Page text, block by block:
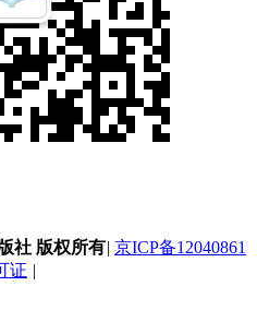
社 版权所有| 京ICP备12040861
证 |